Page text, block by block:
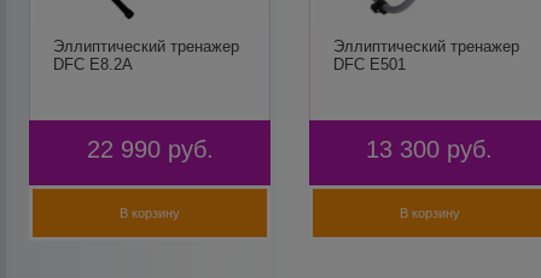
Эллиптический тренажер
DFC E8.2A
22 990 руб.
В корзину
Эллиптический тренажер
DFC E501
13 300 руб.
В корзину